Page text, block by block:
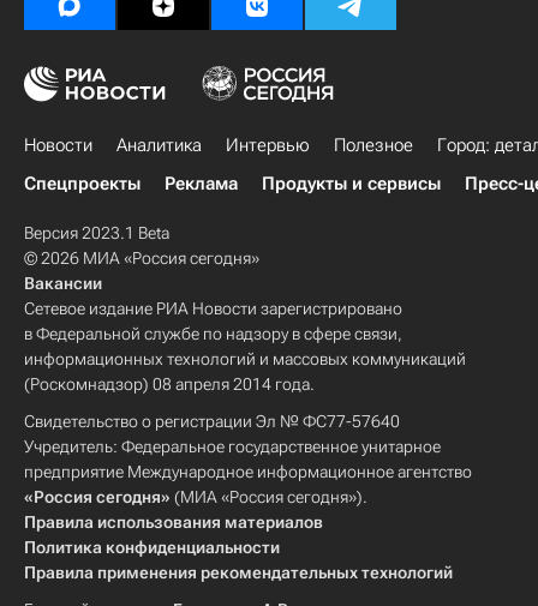
Новости Аналитика Интервью Полезное
Город:
Спецпроекты
Реклама Продукты и сервисы Пресс-
Версия 2023.1 Beta
© 2026 МИА «Россия сегодня»
Вакансии
Сетевое издание РИА Новости зарегистрировано
в Федеральной службе по надзору в сфере связи,
информационных технологий и массовых коммуникаций
(Роскомнадзор) 08 апреля 2014 года.
Свидетельство о регистрации Эл № ФС77-57640
Учредитель: Федеральное государственное унитарное
предприятие Международное информационное агентство
«Россия сегодня» (МИА «Россия сегодня»).
Правила использования материалов
Политика конфиденциальности
Правила применения рекомендательных технологий